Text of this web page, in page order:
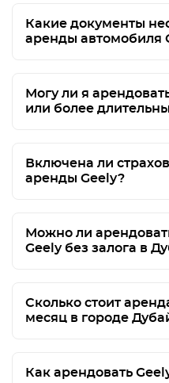
Какие документы
аренды автомобиля
Могу ли я
или более
Включена ли
аренды Geely?
Можно ли
Geely без залога в
Сколько стоит
месяц в городе
Как арендовать